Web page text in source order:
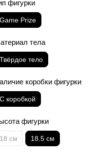
фигурки
Game Prize
тела
Твёрдое тело
коробки фигурки
С коробкой
фигурки
18 см 18.5 см